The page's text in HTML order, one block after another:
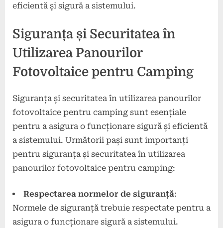
eficientă și sigură a sistemului.
Siguranța și Securitatea în
Utilizarea Panourilor
Fotovoltaice pentru Camping
Siguranța și securitatea în utilizarea panourilor
fotovoltaice pentru camping sunt esențiale
pentru a asigura o funcționare sigură și eficientă
a sistemului. Următorii pași sunt importanți
pentru siguranța și securitatea în utilizarea
panourilor fotovoltaice pentru camping:
Respectarea normelor de siguranță:
Normele de siguranță trebuie respectate pentru a
asigura o funcționare sigură a sistemului.